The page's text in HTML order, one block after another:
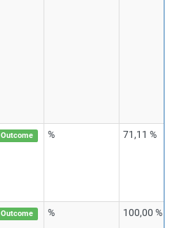
Outcome % 71,11 %
Outcome % 100,00 %